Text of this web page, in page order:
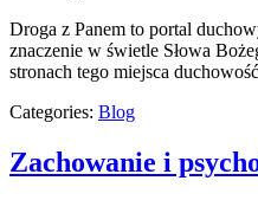
Droga z Panem to portal
znaczenie w świetle Słowa
stronach tego miejsca
Categories: Blog
Zachowanie i